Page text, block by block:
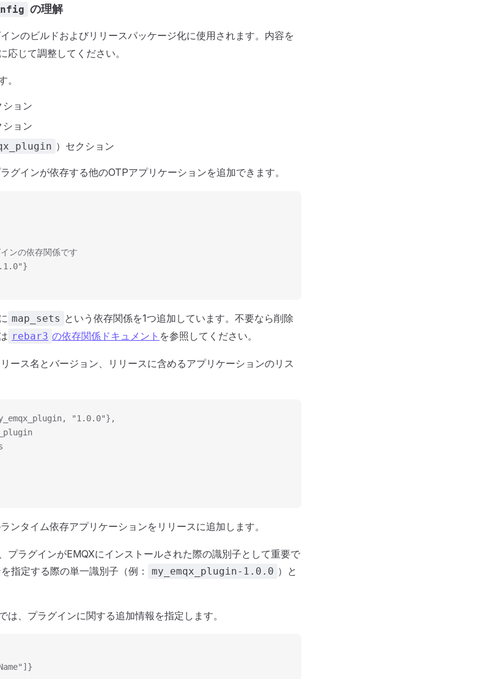
の理解
ンのビルドおよびリリースパッケージ化に使用されます。内容を
応じて調整してください。
。
ション
ション
）セクション
グインが依存する他のOTPアプリケーションを追加できます。
ンの依存関係です
map_sets という依存関係を1つ追加しています。不要なら削除
rebar3 の依存関係ドキュメント を参照してください。
ース名とバージョン、リリースに含めるアプリケーションのリス
"1.0.0"},
ンタイム依存アプリケーションをリリースに追加します。
プラグインがEMQXにインストールされた際の識別子として重要で
指定する際の単一識別子（例：
my_emqx_plugin-1.0.0 ）と
は、プラグインに関する追加情報を指定します。